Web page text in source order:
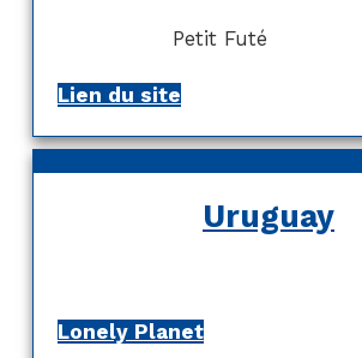
Petit Futé
Lien du site
Uruguay
Lonely Planet